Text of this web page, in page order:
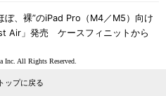
ぼ、裸”のiPad Pro（M4／M5）向け
Air」発売 ケースフィニットから
Inc. All Rights Reserved.
ップに戻る